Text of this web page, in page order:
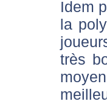
Idem
la
très